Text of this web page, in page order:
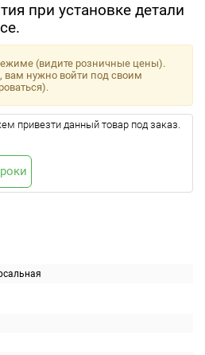
при установке детали
(видите розничные цены).
вам нужно войти под своим
привезти данный товар под заказ.